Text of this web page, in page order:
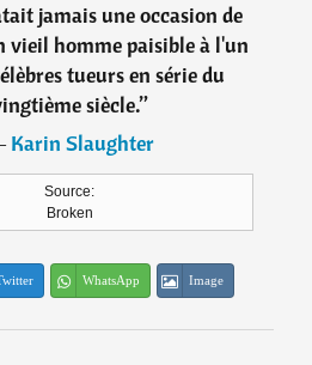
jamais une occasion de
vieil homme paisible à l'un
tueurs en série du
siècle.”
Karin Slaughter
Source:
Broken
WhatsApp Image